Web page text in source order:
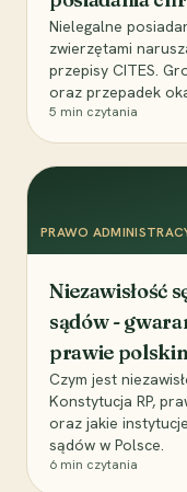
Nielegalne
zwierzętami
przepisy CITES.
oraz przepadek
5 min czytania
PRAWO
Niezawisłość
sądów -
prawie
Czym jest
Konstytucja RP,
oraz jakie
sądów w Polsce.
6 min czytania